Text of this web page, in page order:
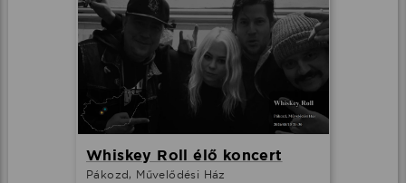
Whiskey Roll élő koncert
Pákozd, Művelődési Ház